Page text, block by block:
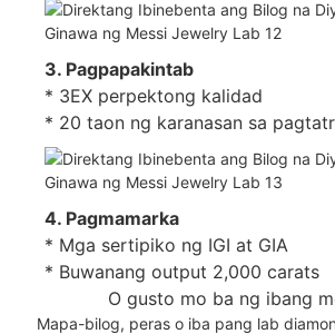
3. Pagpapakintab
* 3EX perpektong kalidad
* 20 taon ng karanasan sa
4. Pagmamarka
* Mga sertipiko ng IGI at GIA
* Buwanang output 2,000 carats
O gusto mo ba ng ibang
Mapa-bilog, peras o iba pang lab